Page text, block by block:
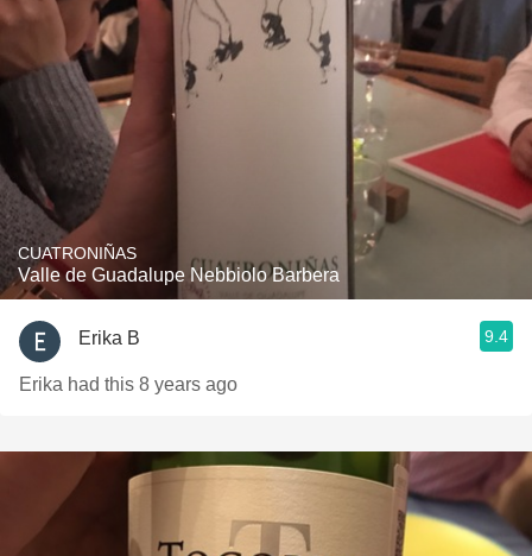
CUATRONIÑAS
Valle de Guadalupe Nebbiolo Barbera
Erika B 9.4
Erika had this 8 years ago